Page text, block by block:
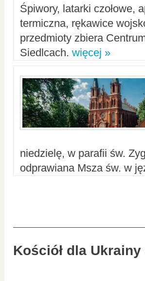
Śpiwory, latarki czołowe,
termiczna, rękawice
przedmioty zbiera
Siedlcach. więcej »
niedzielę, w parafii św.
odprawiana Msza św. w
Kościół dla